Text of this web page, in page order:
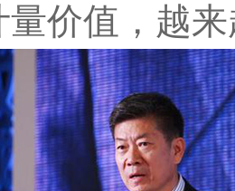
价值，越